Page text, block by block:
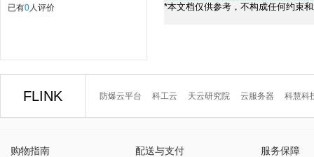
已有0人评价
*本文档仅供参考，不构成任何约束
FLINK 防爆云平台 科工云 天云研究院 云服务器 科慧科
购物指南 配送与支付 服务保障